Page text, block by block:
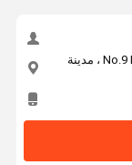
بلوك 1 ، No.9 Industrial Road Fengjian Industrial Zone ، مدينة